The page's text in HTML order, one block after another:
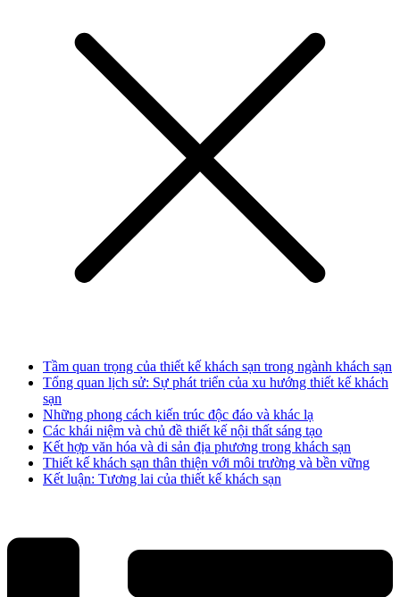
Tầm quan trọng của thiết kế khách sạn trong ngành khách sạn
Tổng quan lịch sử: Sự phát triển của xu hướng thiết kế khách
sạn
Những phong cách kiến trúc độc đáo và khác lạ
Các khái niệm và chủ đề thiết kế nội thất sáng tạo
Kết hợp văn hóa và di sản địa phương trong khách sạn
Thiết kế khách sạn thân thiện với môi trường và bền vững
Kết luận: Tương lai của thiết kế khách sạn